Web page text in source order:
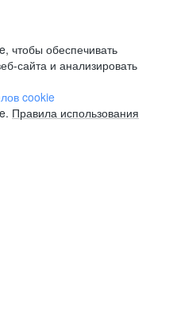
чтобы обеспечивать
сайта и анализировать
cookie
Правила использования